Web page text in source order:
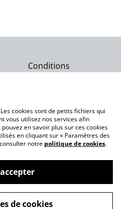
Conditions
Politique de cookies
cookies sont de petits fichiers qui
vous utilisez nos services afin
en savoir plus sur ces cookies
en cliquant sur « Paramètres des
notre politique de cookies.
de cookies